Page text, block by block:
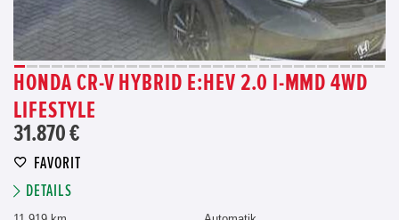
HONDA CR-V HYBRID E:HEV 2.0 I-MMD 4WD
LIFESTYLE
31.870 €
FAVORIT
DETAILS